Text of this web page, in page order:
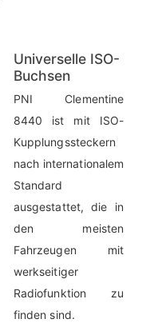
Universelle ISO-
Buchsen
PNI Clementine
8440 ist mit ISO-
Kupplungssteckern
nach internationalem
Standard
ausgestattet, die in
den meisten
Fahrzeugen mit
werkseitiger
Radiofunktion zu
finden sind.